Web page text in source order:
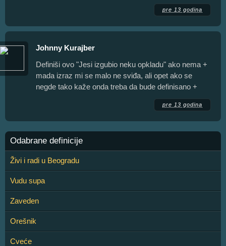
pre 13 godina
Johnny Kurajber
Definiši ovo "Jesi izgubio neku opkladu" ako nema +
mada izraz mi se malo ne sviđa, ali opet ako se
negde tako kaže onda treba da bude definisano +
pre 13 godina
Odabrane definicije
Živi i radi u Beogradu
Vudu supa
Zaveden
Orešnik
Cveće